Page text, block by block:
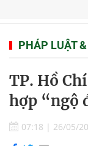
PHÁP LUẬT
TP. Hồ
hợp “ngộ
07:18 | 26/05/